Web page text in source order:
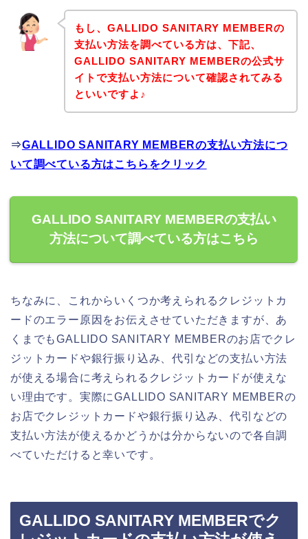
もし、GALLIDO SANITARY MEMBERの
支払い方法を調べている方は、下記、
GALLIDO SANITARY MEMBERの公式サ
イトで支払い方法について確認されてみる
といいですよ♪
⇒GALLIDO SANITARY MEMBERの支払い方法につ
いて調べている方はこちらをクリック
GALLIDO SANITARY MEMBERの支払い
方法について調べている方はこちら
ちなみに、これからいくつか考えられるクレジットカ
ードのエラー原因をお伝えさせていただきますが、あ
くまでもGALLIDO SANITARY MEMBERのお店でクレ
ジットカードや銀行振り込み、代引などの支払い方法
が使える場合に考えられるクレジットカードが使えな
い理由です。実際にGALLIDO SANITARY MEMBERの
お店でクレジットカードや銀行振り込み、代引などの
支払い方法が使えるかどうかは分からないので各自調
べていただけると幸いです。
GALLIDO SANITARY MEMBERでク